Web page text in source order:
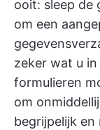
ooit: sleep de
om een
zeker wat u
formulieren
om
begrijpelijk